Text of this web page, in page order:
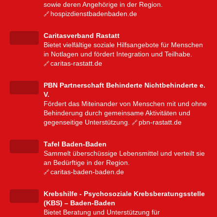
sowie deren Angehörige in der Region.
hospizdienstbadenbaden.de
Caritasverband Rastatt
Bietet vielfältige soziale Hilfsangebote für Menschen
in Notlagen und fördert Integration und Teilhabe.
caritas-rastatt.de
PBN Partnerschaft Behinderte Nichtbehinderte e.
V.
Fördert das Miteinander von Menschen mit und ohne
Behinderung durch gemeinsame Aktivitäten und
gegenseitige Unterstützung.
pbn-rastatt.de
Tafel Baden-Baden
Sammelt überschüssige Lebensmittel und verteilt sie
an Bedürftige in der Region.
caritas-baden-baden.de
Krebshilfe - Psychosoziale Krebsberatungsstelle
(KBS) – Baden-Baden
Bietet Beratung und Unterstützung für